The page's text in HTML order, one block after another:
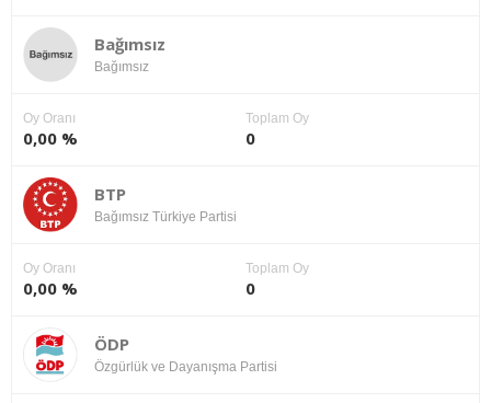
Bağımsız
Bağımsız
Oy Oranı
0,00 %
Toplam Oy
0
BTP
Bağımsız Türkiye Partisi
Oy Oranı
0,00 %
Toplam Oy
0
ÖDP
Özgürlük ve Dayanışma Partisi